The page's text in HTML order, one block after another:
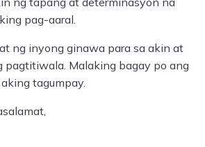
pag-aaral.
ng inyong ginawa para sa akin at
pagtitiwala. Malaking bagay po ang
tagumpay.